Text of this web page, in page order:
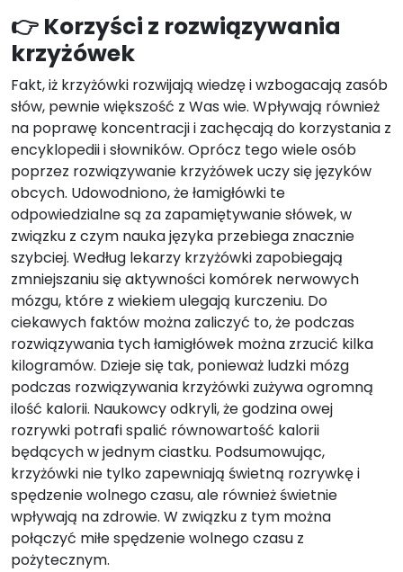
👉 Korzyści z rozwiązywania
krzyżówek
Fakt, iż krzyżówki rozwijają wiedzę i wzbogacają zasób
słów, pewnie większość z Was wie. Wpływają również
na poprawę koncentracji i zachęcają do korzystania z
encyklopedii i słowników. Oprócz tego wiele osób
poprzez rozwiązywanie krzyżówek uczy się języków
obcych. Udowodniono, że łamigłówki te
odpowiedzialne są za zapamiętywanie słówek, w
związku z czym nauka języka przebiega znacznie
szybciej. Według lekarzy krzyżówki zapobiegają
zmniejszaniu się aktywności komórek nerwowych
mózgu, które z wiekiem ulegają kurczeniu. Do
ciekawych faktów można zaliczyć to, że podczas
rozwiązywania tych łamigłówek można zrzucić kilka
kilogramów. Dzieje się tak, ponieważ ludzki mózg
podczas rozwiązywania krzyżówki zużywa ogromną
ilość kalorii. Naukowcy odkryli, że godzina owej
rozrywki potrafi spalić równowartość kalorii
będących w jednym ciastku. Podsumowując,
krzyżówki nie tylko zapewniają świetną rozrywkę i
spędzenie wolnego czasu, ale również świetnie
wpływają na zdrowie. W związku z tym można
połączyć miłe spędzenie wolnego czasu z
pożytecznym.